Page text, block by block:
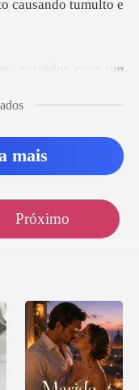
no corredor com um
mais
Próximo